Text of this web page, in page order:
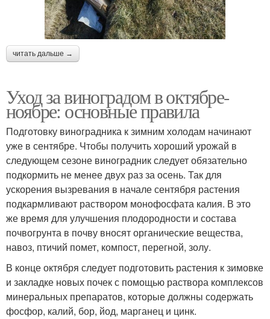
читать дальше →
Уход за виноградом в октябре-
ноябре: основные правила
Подготовку виноградника к зимним холодам начинают
уже в сентябре. Чтобы получить хороший урожай в
следующем сезоне виноградник следует обязательно
подкормить не менее двух раз за осень. Так для
ускорения вызревания в начале сентября растения
подкармливают раствором монофосфата калия. В это
же время для улучшения плодородности и состава
почвогрунта в почву вносят органические вещества,
навоз, птичий помет, компост, перегной, золу.
В конце октября следует подготовить растения к зимовке
и закладке новых почек с помощью раствора комплексов
минеральных препаратов, которые должны содержать
фосфор, калий, бор, йод, марганец и цинк.